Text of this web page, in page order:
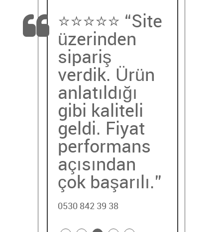
⭐️⭐️⭐️⭐️⭐️ “Site
üzerinden
sipariş
verdik. Ürün
anlatıldığı
gibi kaliteli
geldi. Fiyat
performans
açısından
çok başarılı.”
0530 842 39 38